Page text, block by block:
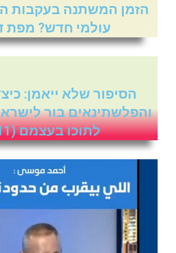
הזמן המשתנה בעקבות
עולמי חדש? מפת
הסיפור שלא ייאמן:
והפלשתינאים בור
לתוכו בעצמם (2011)